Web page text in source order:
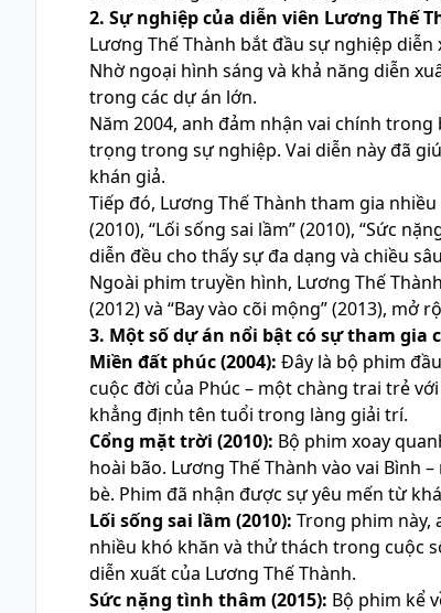
2. Sự nghiệp của diễn viên Lương Thế
Lương Thế Thành bắt đầu sự nghiệp
Nhờ ngoại hình sáng và khả năng diễn
trong các dự án lớn.
Năm 2004, anh đảm nhận vai chính
trọng trong sự nghiệp. Vai diễn này đã
khán giả.
Tiếp đó, Lương Thế Thành tham gia
(2010), “Lối sống sai lầm” (2010), “Sức
diễn đều cho thấy sự đa dạng và chiều
Ngoài phim truyền hình, Lương Thế
(2012) và “Bay vào cõi mộng” (2013),
3. Một số dự án nổi bật có sự tham gia
Miền đất phúc (2004): Đây là bộ phim
cuộc đời của Phúc – một chàng trai trẻ
khẳng định tên tuổi trong làng giải trí.
Cổng mặt trời (2010): Bộ phim xoay
hoài bão. Lương Thế Thành vào vai Bình
bè. Phim đã nhận được sự yêu mến từ
Lối sống sai lầm (2010): Trong phim này,
nhiều khó khăn và thử thách trong cuộc
diễn xuất của Lương Thế Thành.
Sức nặng tình thâm (2015): Bộ phim kể